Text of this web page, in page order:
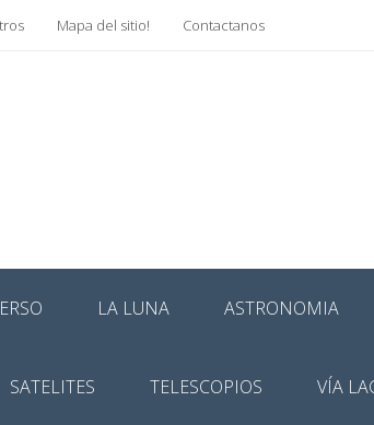
Mapa del sitio! Contactanos
LA LUNA ASTRONOMIA
SATELITES TELESCOPIOS VÍA